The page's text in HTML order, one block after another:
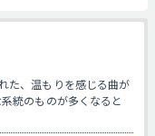
た、温もりを感じる曲が
統のものが多くなると